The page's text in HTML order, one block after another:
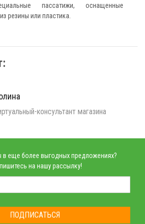
пассатижи, оснащенные
резины или пластика.
консультант магазина
в еще более выгодных предложениях?
на нашу рассылку!
ПОДПИСАТЬСЯ